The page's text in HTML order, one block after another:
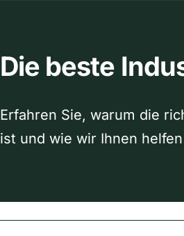
Die beste
Erfahren Sie, warum die
ist und wie wir Ihnen